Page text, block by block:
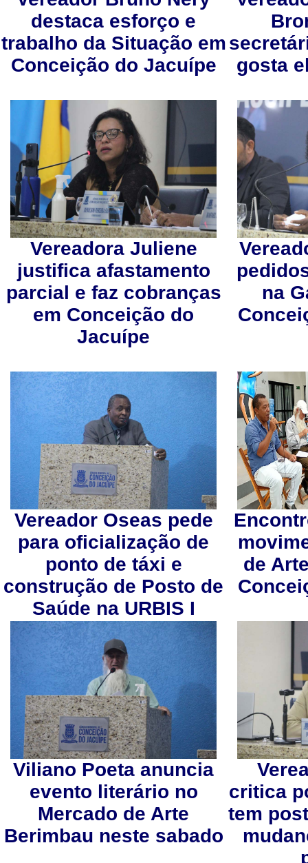
destaca esforço e
trabalho da Situação em
Conceição do Jacuípe
gosta
Vereadora Juliene
justifica afastamento
parcial e faz cobranças
em Conceição do
Jacuípe
na
Vereador Oseas pede
para oficialização de
ponto de táxi e
construção de Posto de
Saúde na URBIS I
de
Viliano Poeta anuncia
evento literário no
Mercado de Arte
Berimbau neste sabado
critica
tem